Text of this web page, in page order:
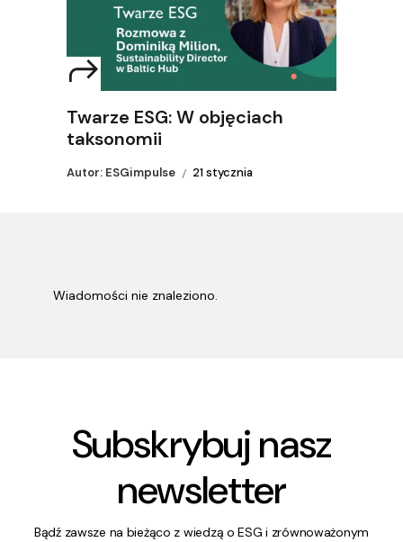
Twarze ESG: W objęciach
taksonomii
Autor: ESGimpulse 21 stycznia
Wiadomości nie znaleziono.
Subskrybuj nasz
newsletter
Bądź zawsze na bieżąco z wiedzą o ESG i zrównoważonym